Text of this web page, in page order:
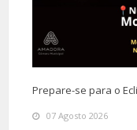
Prepare-se para o
07 Agosto 2026